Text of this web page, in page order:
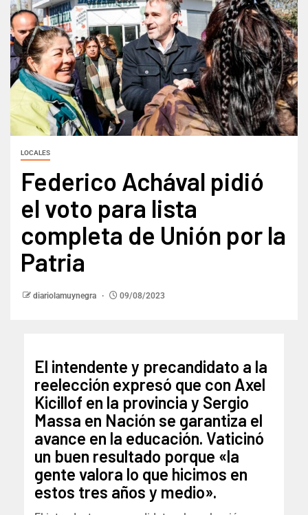
LOCALES
Federico Achával pidió
el voto para lista
completa de Unión por la
Patria
diariolamuynegra 09/08/2023
El intendente y precandidato a la
reelección expresó que con Axel
Kicillof en la provincia y Sergio
Massa en Nación se garantiza el
avance en la educación. Vaticinó
un buen resultado porque «la
gente valora lo que hicimos en
estos tres años y medio».